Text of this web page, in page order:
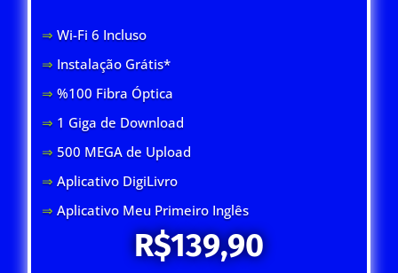
⇒ Wi-Fi 6 Incluso
⇒ Instalação Grátis*
⇒ %100 Fibra Óptica
⇒ 1 Giga de Download
⇒ 500 MEGA de Upload
⇒Aplicativo DigiLivro
⇒Aplicativo Meu Primeiro Inglês
R$139,90